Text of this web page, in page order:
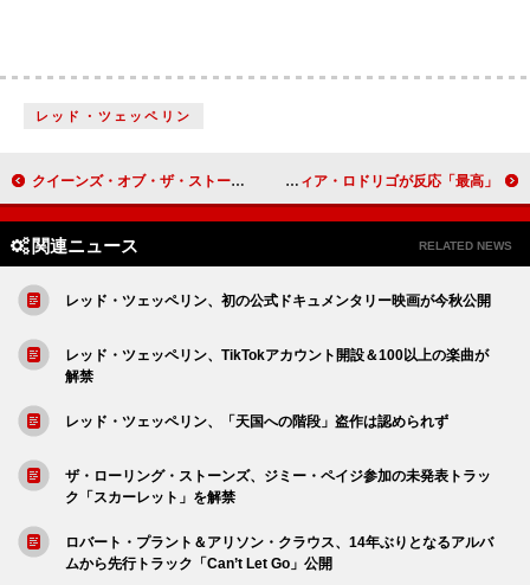
レッド・ツェッペリン
クイーンズ・オブ・ザ・ストーン・エイジ、パリ地下墓地で撮影されたパフォーマンスが音源化決定 グレイシー・エイブラムス、新曲予告にオリヴィア・ロドリゴが反応「最高」
関連ニュース RELATED NEWS
レッド・ツェッペリン、初の公式ドキュメンタリー映画が今秋公開
レッド・ツェッペリン、TikTokアカウント開設＆100以上の楽曲が
解禁
レッド・ツェッペリン、「天国への階段」盗作は認められず
ザ・ローリング・ストーンズ、ジミー・ペイジ参加の未発表トラッ
ク「スカーレット」を解禁
ロバート・プラント＆アリソン・クラウス、14年ぶりとなるアルバ
ムから先行トラック「Can’t Let Go」公開